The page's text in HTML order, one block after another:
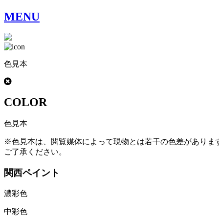
MENU
色見本
COLOR
色見本
※色見本は、閲覧媒体によって現物とは若干の色差がありま
ご了承ください。
関西ペイント
濃彩色
中彩色